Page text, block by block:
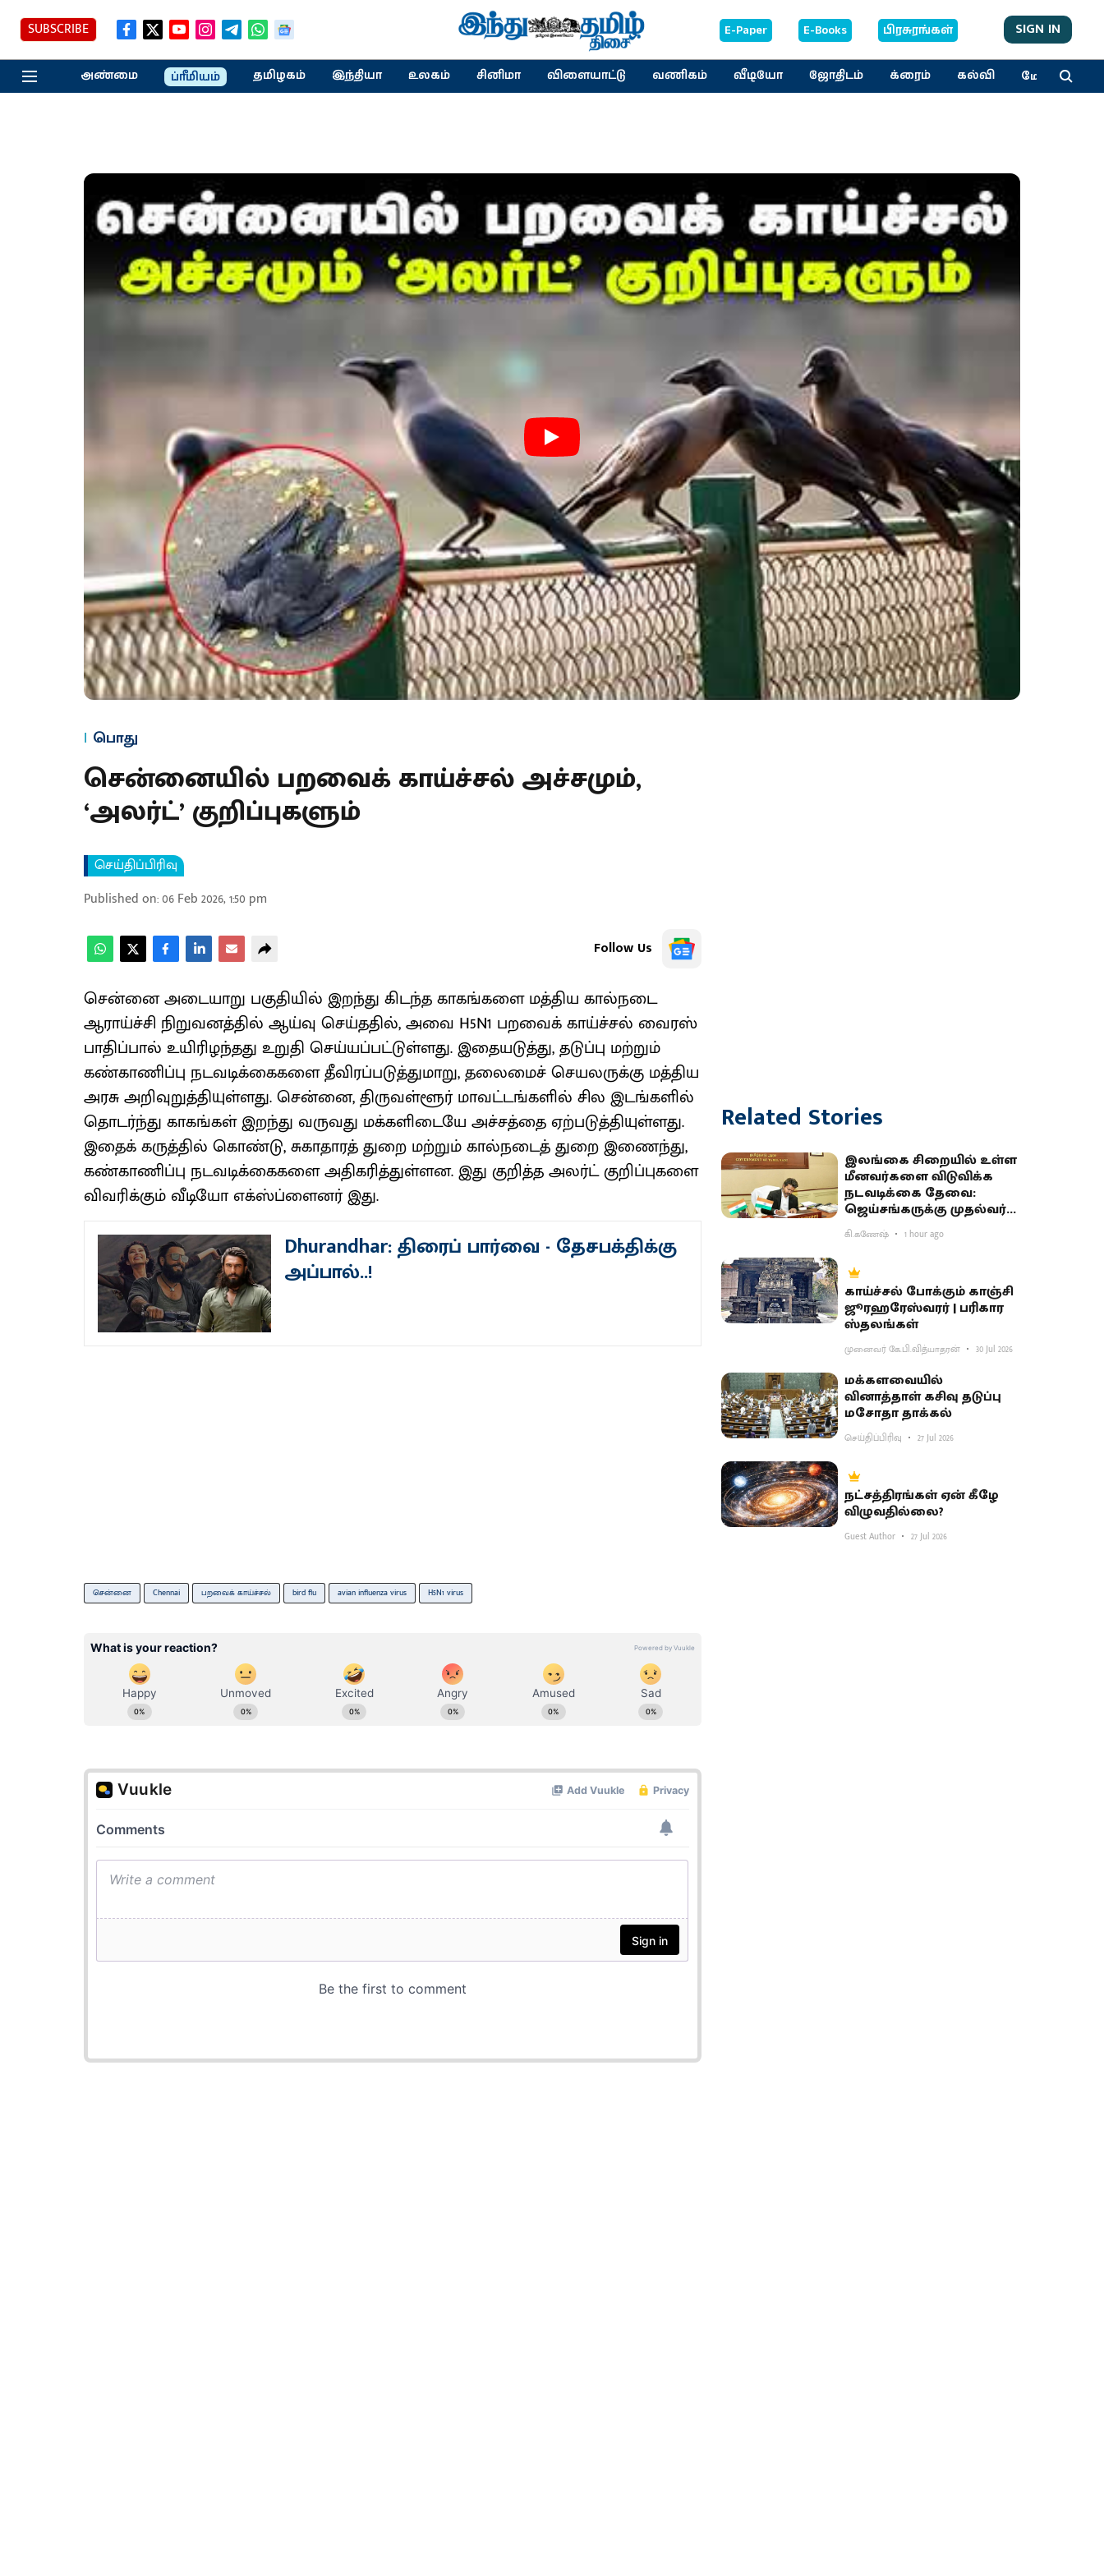
SUBSCRIBE E-Paper E-Books பிரசுரங்கள் SIGN IN
அண்மை ப்ரீமியம் தமிழகம் இந்தியா உலகம் சினிமா விளையாட்டு வணிகம் வீடியோ ஜோதிடம் க்ரைம் கல்வி மேலும்
பொது
சென்னையில் பறவைக் காய்ச்சல் அச்சமும்,
‘அலர்ட்’ குறிப்புகளும்
செய்திப்பிரிவு
Published on:06 Feb 2026, 1:50 pm
Follow Us
சென்னை அடையாறு பகுதியில் இறந்து கிடந்த காகங்களை மத்திய கால்நடை
ஆராய்ச்சி நிறுவனத்தில் ஆய்வு செய்ததில், அவை H5N1 பறவைக் காய்ச்சல் வைரஸ்
பாதிப்பால் உயிரிழந்தது உறுதி செய்யப்பட்டுள்ளது. இதையடுத்து, தடுப்பு மற்றும்
கண்காணிப்பு நடவடிக்கைகளை தீவிரப்படுத்துமாறு, தலைமைச் செயலருக்கு மத்திய
அரசு அறிவுறுத்தியுள்ளது. சென்னை, திருவள்ளூர் மாவட்டங்களில் சில இடங்களில்
தொடர்ந்து காகங்கள் இறந்து வருவது மக்களிடையே அச்சத்தை ஏற்படுத்தியுள்ளது.
இதைக் கருத்தில் கொண்டு, சுகாதாரத் துறை மற்றும் கால்நடைத் துறை இணைந்து,
கண்காணிப்பு நடவடிக்கைகளை அதிகரித்துள்ளன. இது குறித்த அலர்ட் குறிப்புகளை
விவரிக்கும் வீடியோ எக்ஸ்ப்ளைனர் இது.
Dhurandhar: திரைப் பார்வை - தேசபக்திக்கு
அப்பால்..!
சென்னை Chennai பறவைக் காய்ச்சல் bird flu avian influenza virus H5N1 virus
Related Stories
இலங்கை சிறையில் உள்ள
மீனவர்களை விடுவிக்க
நடவடிக்கை தேவை:
ஜெய்சங்கருக்கு முதல்வர்
விஜய் கடிதம்
கி.கணேஷ் 1 hour ago
காய்ச்சல் போக்கும் காஞ்சி
ஜூரஹரேஸ்வரர் | பரிகார
ஸ்தலங்கள்
முனைவர் கே.பி.வித்யாதரன் 30 Jul 2026
மக்களவையில்
வினாத்தாள் கசிவு தடுப்பு
மசோதா தாக்கல்
செய்திப்பிரிவு 27 Jul 2026
நட்சத்திரங்கள் ஏன் கீழே
விழுவதில்லை?
Guest Author 27 Jul 2026